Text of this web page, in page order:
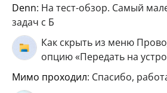
Denn: На тест-обзор. Самый
задач с Б
Как скрыть из меню
опцию «Передать на
мимо проходил: Спасибо,